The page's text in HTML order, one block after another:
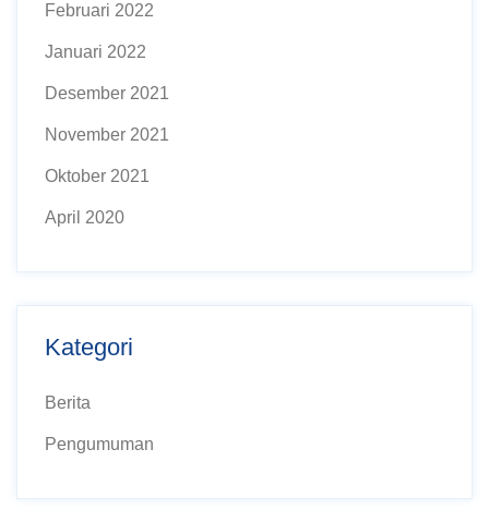
Februari 2022
Januari 2022
Desember 2021
November 2021
Oktober 2021
April 2020
Kategori
Berita
Pengumuman